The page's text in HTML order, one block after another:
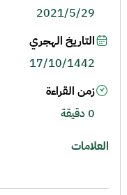
2021/5/29
التاريخ الهجري
17/10/1442
زمن القراءة
0 دقيقة
العلامات